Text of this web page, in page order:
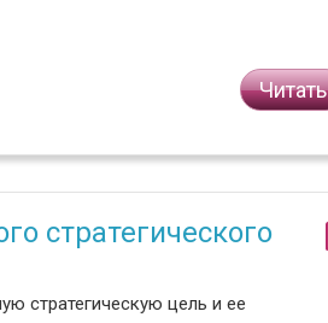
Читать
стратегического
стратегическую цель и ее